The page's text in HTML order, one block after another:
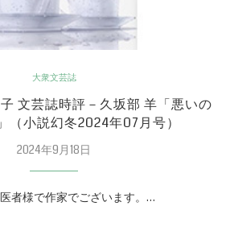
大衆文芸誌
文芸誌時評－久坂部 羊「悪いの
（小説幻冬2024年07月号）
2024年9月18日
者様で作家でございます。…